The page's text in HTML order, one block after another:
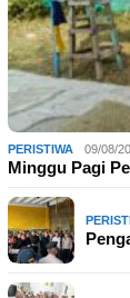
PERISTIWA 09/08/
Minggu Pagi